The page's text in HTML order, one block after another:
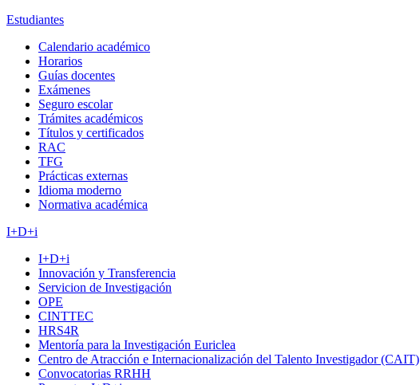
Estudiantes
Calendario académico
Horarios
Guías docentes
Exámenes
Seguro escolar
Trámites académicos
Títulos y certificados
RAC
TFG
Prácticas externas
Idioma moderno
Normativa académica
I+D+i
I+D+i
Innovación y Transferencia
Servicion de Investigación
OPE
CINTTEC
HRS4R
Mentoría para la Investigación Euriclea
Centro de Atracción e Internacionalización del Talento Investigador (CAIT)
Convocatorias RRHH